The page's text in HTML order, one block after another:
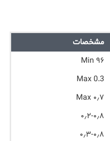
مشخصات
۹۶ Min
Max 0.3
۰٫۷ Max
۰٫۲-۰٫۸
۰٫۳-۰٫۸